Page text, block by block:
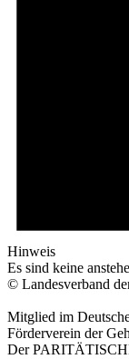
Hinweis
Es sind keine
© Landesverband
Mitglied im
Förderverein der
Der